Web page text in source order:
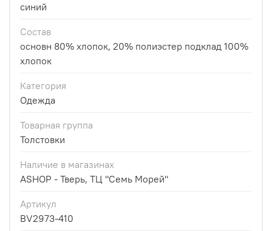
синий
Состав
основн 80% хлопок, 20% полиэстер подклад 100%
хлопок
Категория
Одежда
Товарная группа
Толстовки
Наличие в магазинах
ASHOP - Тверь, ТЦ "Семь Морей"
Артикул
BV2973-410